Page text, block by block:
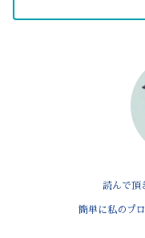
読んで頂
簡単に私のプ